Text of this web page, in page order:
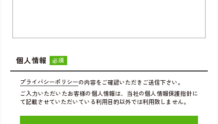
個人情報 必須
プライバシーポリシーの内容をご確認いただきご送信下さい。
ご入力いただいたお客様の個人情報は、当社の個人情報保護指針に
て記載させていただいている利用目的以外では利用致しません。